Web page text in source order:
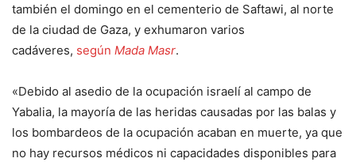
también el domingo en el cementerio de Saftawi, al norte
de la ciudad de Gaza, y exhumaron varios
cadáveres, según Mada Masr.
«Debido al asedio de la ocupación israelí al campo de
Yabalia, la mayoría de las heridas causadas por las balas y
los bombardeos de la ocupación acaban en muerte, ya que
no hay recursos médicos ni capacidades disponibles para